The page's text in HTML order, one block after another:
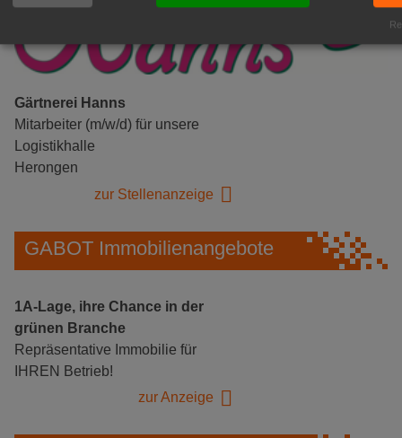
Gärtnerei Hanns
Mitarbeiter (m/w/d) für unsere
Logistikhalle
Herongen
zur Stellenanzeige
GABOT Immobilienangebote
1A-Lage, ihre Chance in der
grünen Branche
Repräsentative Immobilie für
IHREN Betrieb!
zur Anzeige